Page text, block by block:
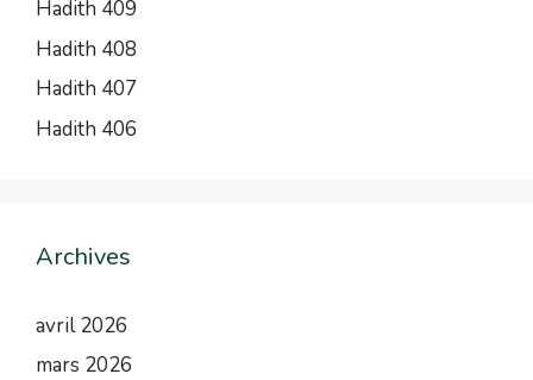
Hadith 409
Hadith 408
Hadith 407
Hadith 406
Archives
avril 2026
mars 2026